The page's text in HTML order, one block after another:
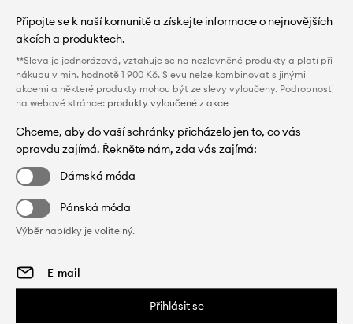
Připojte se k naší komunitě a získejte informace o nejnovějších
akcích a produktech.
**Sleva je jednorázová, vztahuje se na nezlevněné produkty a platí při
nákupu v min. hodnotě 1 900 Kč. Slevu nelze kombinovat s jinými
akcemi a některé produkty mohou být ze slevy vyloučeny. Podrobnosti
na webové stránce: produkty vyloučené z akce
Chceme, aby do vaší schránky přicházelo jen to, co vás
opravdu zajímá. Řekněte nám, zda vás zajímá:
Dámská móda
Pánská móda
Výběr nabídky je volitelný.
Přihlásit se